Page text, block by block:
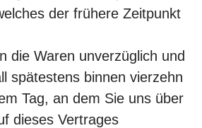
der frühere Zeitpunkt
die Waren unverzüglich und
spätestens binnen vierzehn
Tag, an dem Sie uns über
dieses Vertrages